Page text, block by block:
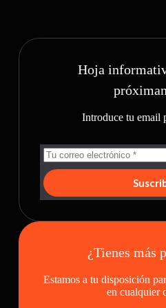
Hoja
Introduce tu email
¿Tienes más
Estamos a tu disposición
en cualquier